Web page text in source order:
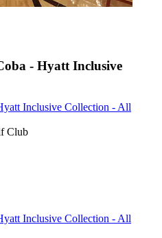
- Hyatt Inclusive
Inclusive Collection - All
Club
Inclusive Collection - All